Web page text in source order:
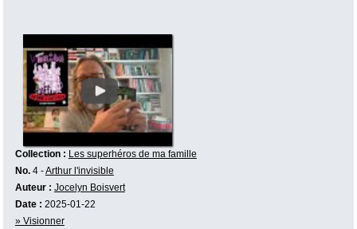
Collection : Les superhéros de ma famille
No.4 -Arthur l'invisible
Auteur : Jocelyn Boisvert
Date : 2025-01-22
» Visionner